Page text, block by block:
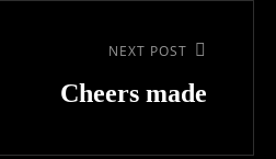
NEXT POST
Cheers made